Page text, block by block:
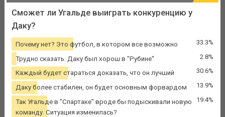
Сможет ли Угальде выиграть конкуренцию у
Даку?
Почему нет? Это футбол, в котором все возможно 33.3%
Трудно сказать. Даку был хорош в "Рубине" 2.8%
Каждый будет стараться доказать, что он лучший 30.6%
Даку более стабилен, он будет основным форвардом 13.9%
Так Угальде в "Спартаке" вроде бы подыскивали новую
команду. Ситуация изменилась?
19.4%